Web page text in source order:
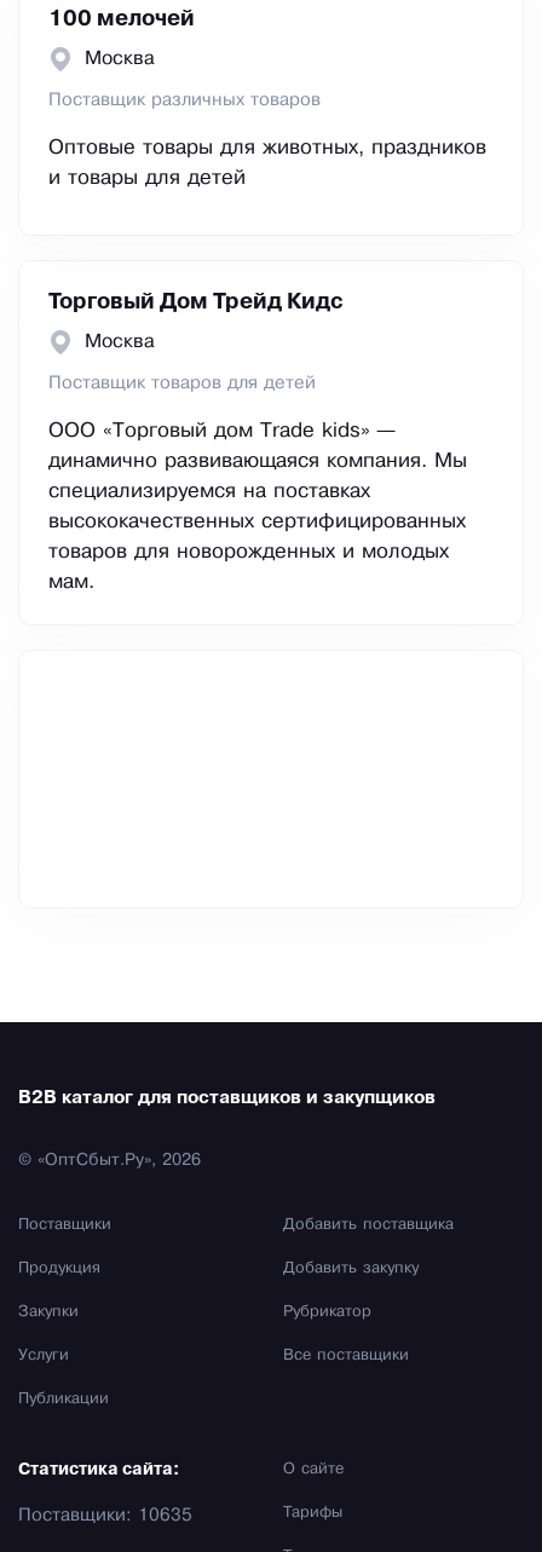
100 мелочей
Москва
Поставщик различных товаров
Оптовые товары для животных, праздников
и товары для детей
Торговый Дом Трейд Кидс
Москва
Поставщик товаров для детей
ООО «Торговый дом Trade kids» —
динамично развивающаяся компания. Мы
специализируемся на поставках
высококачественных сертифицированных
товаров для новорожденных и молодых
мам.
B2B каталог для поставщиков и закупщиков
© «ОптСбыт.Ру», 2026
Поставщики
Продукция
Закупки
Услуги
Публикации
Добавить поставщика
Добавить закупку
Рубрикатор
Все поставщики
О сайте
Тарифы
Статистика сайта:
Поставщики: 10635